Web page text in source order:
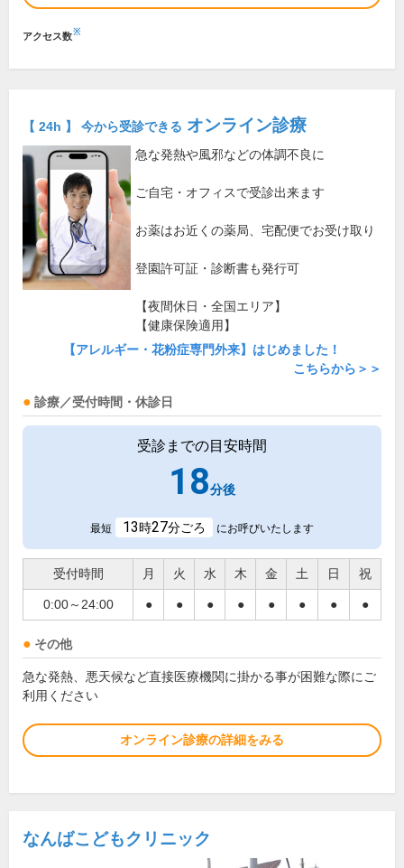
アクセス数※
【 24h 】 今から受診できる オンライン診療
急な発熱や風邪などの体調不良に
ご自宅・オフィスで受診出来ます
お薬はお近くの薬局、宅配便でお受け取り
登園許可証・診断書も発行可
【夜間休日・全国エリア】
【健康保険適用】
【アレルギー・花粉症専門外来】はじめました！
こちらから＞＞
診療／受付時間・休診日
受診までの目安時間
18分後
最短 13時27分ごろ にお呼びいたします
受付時間 月 火 水 木 金 土 日 祝
0:00～24:00 ● ● ● ● ● ● ● ●
その他
急な発熱、悪天候など直接医療機関に掛かる事が困難な際にご
利用ください
オンライン診療の詳細をみる
なんばこどもクリニック